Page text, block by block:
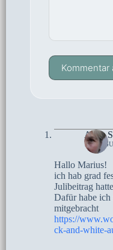
Kommentar
Anne
16.
Hallo Marius!
ich hab grad
Julibeitrag
Dafür habe ich
mitgebracht
https://
ck-and-white-